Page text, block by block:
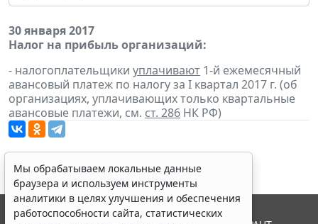
30 января 2017
Налог на прибыль организаций:
- налогоплательщики уплачивают 1-й ежемесячный
авансовый платеж по налогу за I квартал 2017 г. (об
организациях, уплачивающих только квартальные
авансовые платежи, см. ст. 286 НК РФ)
Мы обрабатываем локальные данные
браузера и используем инструменты
аналитики в целях улучшения и обеспечения
работоспособности сайта, статистических